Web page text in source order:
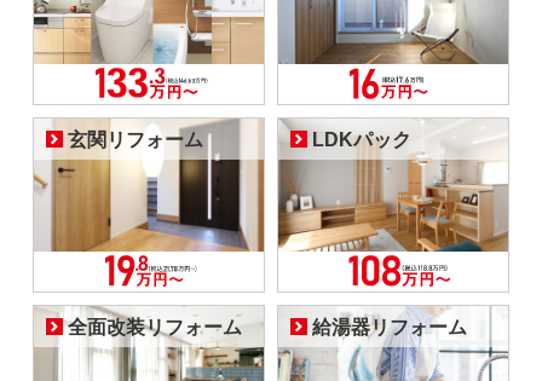
玄関リフォーム LDKパック
全面改装リフォーム 給湯器リフォーム